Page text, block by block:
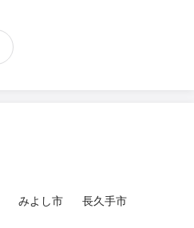
みよし市
長久手市